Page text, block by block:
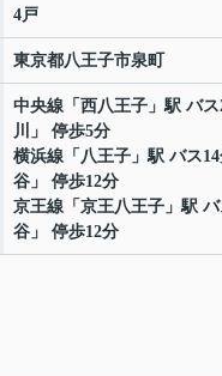
4戸
東京都八王子市泉町
中央線 「 西八王子 」駅 バ
川」 停歩5分
横浜線 「 八王子 」駅 バス
谷」 停歩12分
京王線 「 京王八王子 」駅
谷」 停歩12分